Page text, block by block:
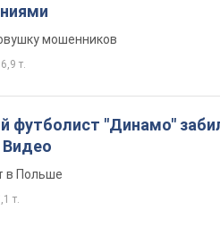
мошенников
т.
футболист "Динамо"
в Польше
т.